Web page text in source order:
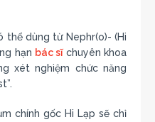
thể dùng từ Nephr(o)- (Hi
hạn bác sĩchuyên khoa
xét nghiệm chức năng
chính gốc Hi Lạp sẽ chỉ